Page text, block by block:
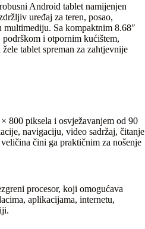
Android tablet namijenjen
uređaj za teren, posao,
multimediju. Sa kompaktnim 8.68″
i otpornim kućištem,
tablet spreman za zahtjevnije
800 piksela i osvježavanjem od 90
navigaciju, video sadržaj, čitanje
čini ga praktičnim za nošenje
procesor, koji omogućava
aplikacijama, internetu,